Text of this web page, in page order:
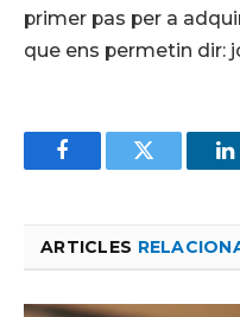
primer pas per a
que ens permetin dir:
FacebookTwitter
ARTICLES